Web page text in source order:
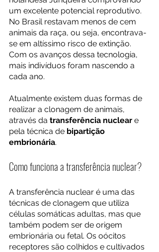
um excelente potencial reprodutivo.
No Brasil restavam menos de cem
animais da raça, ou seja, encontrava-
se em altíssimo risco de extinção.
Com os avanços dessa tecnologia,
mais indivíduos foram nascendo a
cada ano.
Atualmente existem duas formas de
realizar a clonagem de animais,
através da transferência nuclear e
pela técnica de bipartição
embrionária.
Como funciona a transferência nuclear?
A transferência nuclear é uma das
técnicas de clonagem que utiliza
células somáticas adultas, mas que
também podem ser de origem
embrionária ou fetal. Os oócitos
receptores são colhidos e cultivados